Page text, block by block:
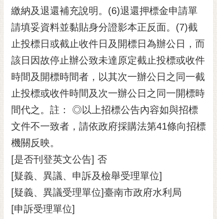
繳納及退還補充說明。(6)退還押標金申請單
請填妥資料並黏貼身分證影本正反面。(7)截
止投標日或截止收件日及開標日為辦公日，而
該日因故停止辦公致未達原定截止投標或收件
時間及開標時間者，以其次一辦公日之同一截
止投標或收件時間及次一辦公日之同一開標時
間代之。註： ◎以上招標公告內容如與招標
文件不一致者，請依政府採購法第41條向招標
機關反映。
[是否刊登英文公告] 否
[疑義、異議、申訴及檢舉受理單位]
[疑義、異議受理單位]臺南市政府水利局
[申訴受理單位]